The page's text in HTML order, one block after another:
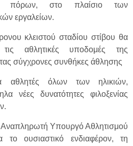
πόρων, στο πλαίσιο των
εργαλείων.
κλειστού σταδίου στίβου θα
τις αθλητικές υποδομές της
σύγχρονες συνθήκες άθλησης
αθλητές όλων των ηλικιών,
νέες δυνατότητες φιλοξενίας
Αναπληρωτή Υπουργό Αθλητισμού
ουσιαστικό ενδιαφέρον, τη